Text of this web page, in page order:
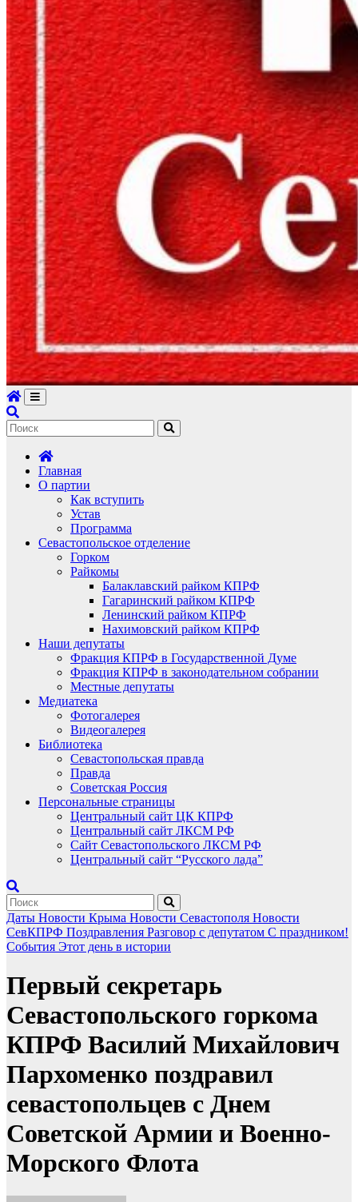
Главная
О партии
Как вступить
Устав
Программа
Севастопольское отделение
Горком
Райкомы
Балаклавский райком КПРФ
Гагаринский райком КПРФ
Ленинский райком КПРФ
Нахимовский райком КПРФ
Наши депутаты
Фракция КПРФ в Государственной Думе
Фракция КПРФ в законодательном собрании
Местные депутаты
Медиатека
Фотогалерея
Видеогалерея
Библиотека
Севастопольская правда
Правда
Советская Россия
Персональные страницы
Центральный сайт ЦК КПРФ
Центральный сайт ЛКСМ РФ
Сайт Севастопольского ЛКСМ РФ
Центральный сайт “Русского лада”
Даты Новости Крыма Новости Севастополя Новости
СевКПРФ Поздравления Разговор с депутатом С праздником!
События Этот день в истории
Первый секретарь
Севастопольского горкома
КПРФ Василий Михайлович
Пархоменко поздравил
севастопольцев с Днем
Советской Армии и Военно-
Морского Флота